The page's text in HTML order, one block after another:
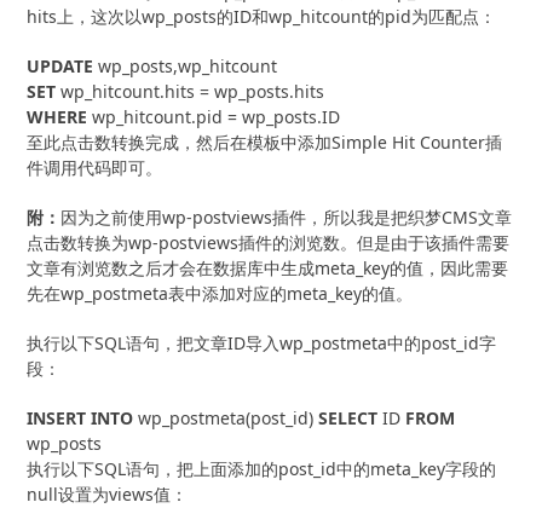
hits上，这次以wp_posts的ID和wp_hitcount的pid为匹配点：
UPDATE
SET
WHERE wp_hitcount.pid = wp_posts.ID
至此点击数转换完成，然后在模板中添加Simple Hit Counter插
件调用代码即可。
附： 因为之前使用wp-postviews插件，所以我是把织梦CMS文章
点击数转换为wp-postviews插件的浏览数。但是由于该插件需要
文章有浏览数之后才会在数据库中生成meta_key的值，因此需要
先在wp_postmeta表中添加对应的meta_key的值。
执行以下SQL语句，把文章ID导入wp_postmeta中的post_id字
段：
INSERT INTO wp_postmeta(post_id) SELECT ID FROM
wp_posts
执行以下SQL语句，把上面添加的post_id中的meta_key字段的
null设置为views值：